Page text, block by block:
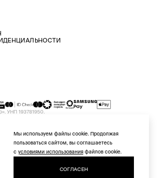
УНП 193781950.
регистрации №193781950 от 09.08.2024,
району г. Минска.
в Торговом реестре Республики Беларусь №756898
Республика Беларусь, г. Минск, ул. Красная, д.7,
Мы используем файлы cookie. Продолжая
пользоваться сайтом, вы соглашаетесь
с условиями использования файлов cookie.
СОГЛАСЕН